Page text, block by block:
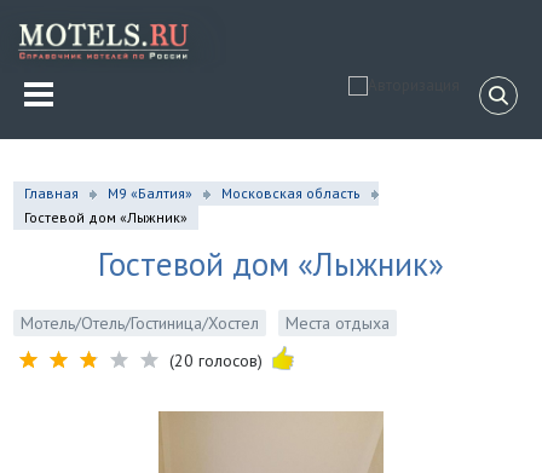
Главная М9 «Балтия»
Московская область
Гостевой дом «Лыжник»
Гостевой дом «Лыжник»
Мотель/Отель/Гостиница/Хостел
Места отдыха
(20 голосов)